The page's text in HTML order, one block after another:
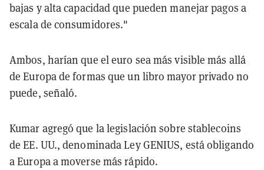
bajas y alta capacidad que pueden manejar pagos a
escala de consumidores."
Ambos, harían que el euro sea más visible más allá
de Europa de formas que un libro mayor privado no
puede, señaló.
Kumar agregó que la legislación sobre stablecoins
de EE. UU., denominada Ley GENIUS, está obligando
a Europa a moverse más rápido.